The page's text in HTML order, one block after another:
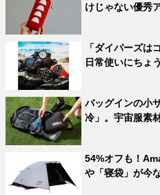
けじゃない優秀
「ダイバーズは
日常使いにちょ
バッグインの小
冷」。宇宙服素
54%オフも！
や「寝袋」が今